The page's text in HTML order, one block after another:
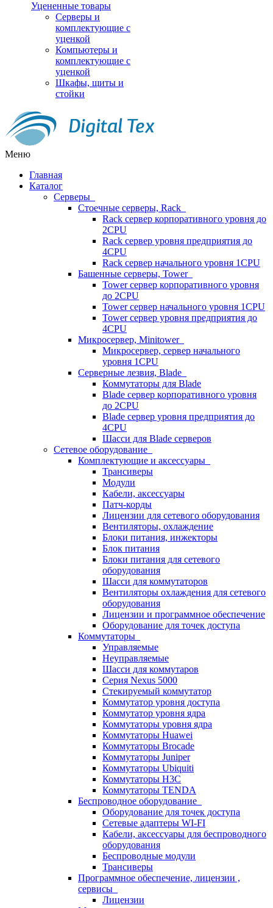
Уцененные товары
Серверы и
комплектующие с
уценкой
Компьютеры и
комплектующие с
уценкой
Шкафы, щиты и
стойки
Меню
Главная
Каталог
Серверы
Стоечные серверы, Rack
Rack сервер корпоративного уровня до
2CPU
Rack сервер уровня предприятия до
4CPU
Rack сервер начального уровня 1CPU
Башенные серверы, Tower
Tower сервер корпоративного уровня
до 2CPU
Tower сервер начального уровня 1CPU
Tower сервер уровня предприятия до
4CPU
Микросервер, Minitower
Микросервер, сервер начального
уровня 1CPU
Серверные лезвия, Blade
Коммутаторы для Blade
Blade сервер корпоративного уровня
до 2CPU
Blade сервер уровня предприятия до
4CPU
Шасси для Blade серверов
Сетевое оборудование
Комплектующие и аксессуары
Трансиверы
Модули
Кабели, аксессуары
Патч-корды
Лицензии для сетевого оборудования
Вентиляторы, охлаждение
Блоки питания, инжекторы
Блок питания
Блоки питания для сетевого
оборудования
Шасси для коммутаторов
Вентиляторы охлаждения для сетевого
оборудования
Лицензии и программное обеспечение
Оборудование для точек доступа
Коммутаторы
Управляемые
Неуправляемые
Шасси для коммутаров
Серия Nexus 5000
Стекируемый коммутатор
Коммутатор уровня доступа
Коммутатор уровня ядра
Коммутаторы уровня ядра
Коммутаторы Huawei
Коммутаторы Brocade
Коммутаторы Juniper
Коммутаторы Ubiquiti
Коммутаторы H3C
Коммутаторы TENDA
Беспроводное оборудование
Оборудование для точек доступа
Сетевые адаптеры WI-FI
Кабели, аксессуары для беспроводного
оборудования
Беспроводные модули
Трансиверы
Программное обеспечение, лицензии ,
сервисы
Лицензии